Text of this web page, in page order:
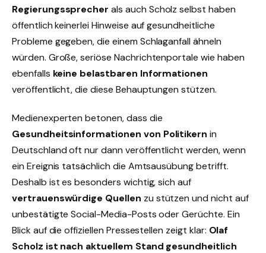
Regierungssprecher als auch Scholz selbst haben
öffentlich keinerlei Hinweise auf gesundheitliche
Probleme gegeben, die einem Schlaganfall ähneln
würden. Große, seriöse Nachrichtenportale wie haben
ebenfalls keine belastbaren Informationen
veröffentlicht, die diese Behauptungen stützen.
Medienexperten betonen, dass die
Gesundheitsinformationen von Politikern in
Deutschland oft nur dann veröffentlicht werden, wenn
ein Ereignis tatsächlich die Amtsausübung betrifft.
Deshalb ist es besonders wichtig, sich auf
vertrauenswürdige Quellen zu stützen und nicht auf
unbestätigte Social-Media-Posts oder Gerüchte. Ein
Blick auf die offiziellen Pressestellen zeigt klar: Olaf
Scholz ist nach aktuellem Stand gesundheitlich